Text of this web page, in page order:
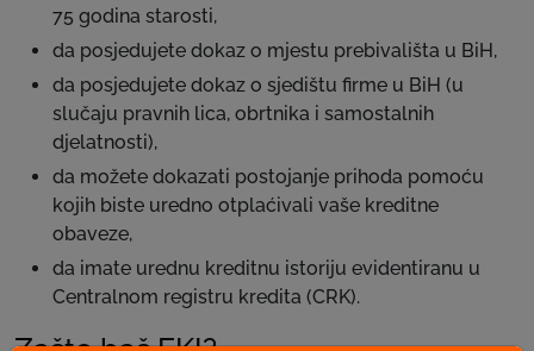
75 godina starosti,
da posjedujete dokaz o mjestu prebivališta u BiH,
da posjedujete dokaz o sjedištu firme u BiH (u
slučaju pravnih lica, obrtnika i samostalnih
djelatnosti),
da možete dokazati postojanje prihoda pomoću
kojih biste uredno otplaćivali vaše kreditne
obaveze,
da imate urednu kreditnu istoriju evidentiranu u
Centralnom registru kredita (CRK).